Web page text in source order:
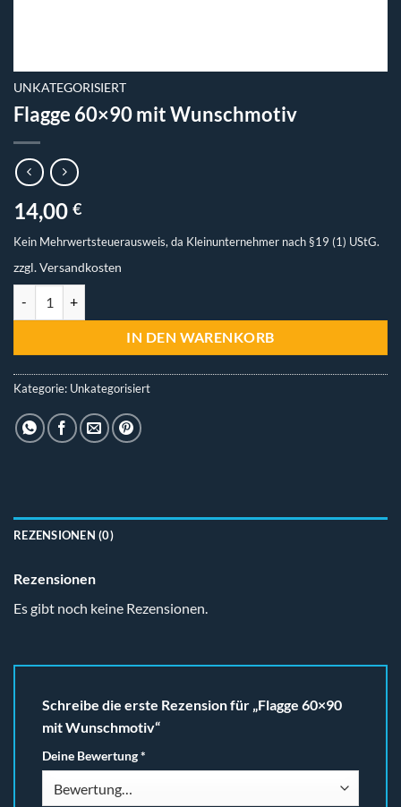
UNKATEGORISIERT
Flagge 60×90 mit Wunschmotiv
14,00 €
Kein Mehrwertsteuerausweis, da Kleinunternehmer nach §19 (1) UStG.
zzgl.Versandkosten
IN DEN WARENKORB
Kategorie: Unkategorisiert
REZENSIONEN (0)
Rezensionen
Es gibt noch keine Rezensionen.
Schreibe die erste Rezension für „Flagge 60×90
mit Wunschmotiv“
Deine Bewertung*